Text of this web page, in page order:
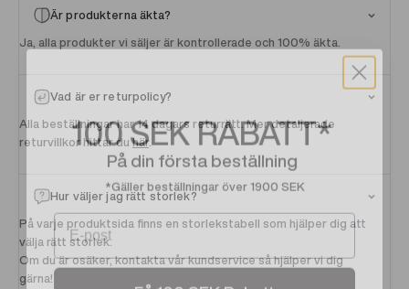
Är produkterna äkta?
Ja, alla produkter vi säljer är kontrollerade och 100% äkta.
Vad är er returpolicy?
Alla beställningar har 14 dagars returrätt. Mer detaljerade
returvillkor hittar duhär.
Hur väljer jag rätt storlek?
På varje produktsida finns en storlekstabell som hjälper dig att
välja rätt storlek.
Om du är osäker, kontakta vår kundservice så hjälper vi dig
gärna!
100 SEKRABATT*
På din första beställning
*Gäller beställningar över 1900 SEK
Email